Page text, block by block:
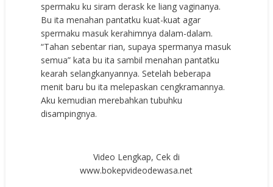
spermaku ku siram derask ke liang vaginanya.
Bu ita menahan pantatku kuat-kuat agar
spermaku masuk kerahimnya dalam-dalam.
“Tahan sebentar rian, supaya spermanya masuk
semua” kata bu ita sambil menahan pantatku
kearah selangkanyannya. Setelah beberapa
menit baru bu ita melepaskan cengkramannya.
Aku kemudian merebahkan tubuhku
disampingnya.
Video Lengkap, Cek di
www.bokepvideodewasa.net